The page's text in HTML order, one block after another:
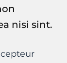
nisi sint.